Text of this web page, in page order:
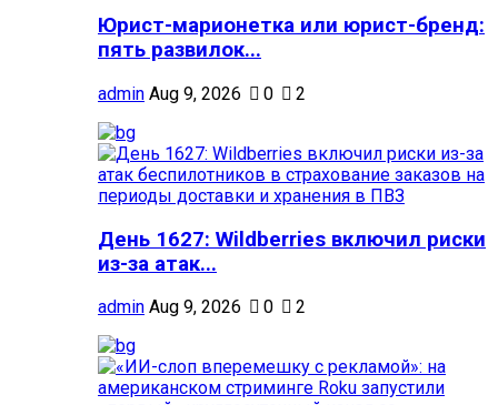
Юрист-марионетка или юрист-бренд:
пять развилок...
admin Aug 9, 2026 0 2
День 1627: Wildberries включил риски
из-за атак...
admin Aug 9, 2026 0 2